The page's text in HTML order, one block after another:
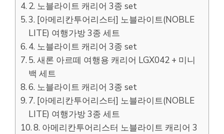
2. 노블라이트 캐리어 3종 set
3. [아메리칸투어리스터] 노블라이트(NOBLE
LITE) 여행가방 3종 세트
4. 노블라이트 캐리어 3종 set
5. 새론 아르떼 여행용 캐리어 LGX042 + 미니
백 세트
6. 노블라이트 캐리어 3종 set
7. [아메리칸투어리스터] 노블라이트(NOBLE
LITE) 여행가방 3종 세트
8. 아메리칸투어리스터 노블라이트 캐리어 3